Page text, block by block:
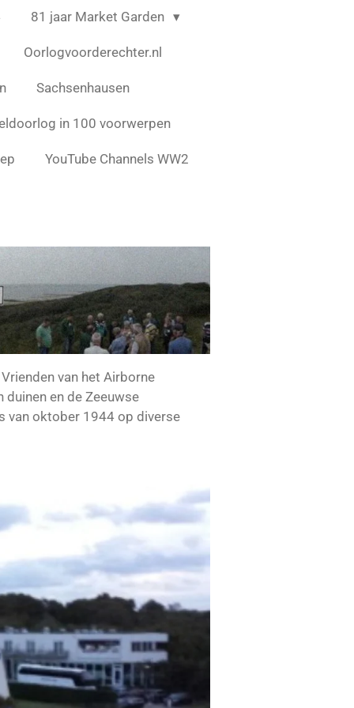
81 jaar Market Garden
Oorlogvoorderechter.nl
Sachsenhausen
in 100 voorwerpen
YouTube Channels WW2
van het Airborne
duinen en de Zeeuwse
van oktober 1944 op diverse